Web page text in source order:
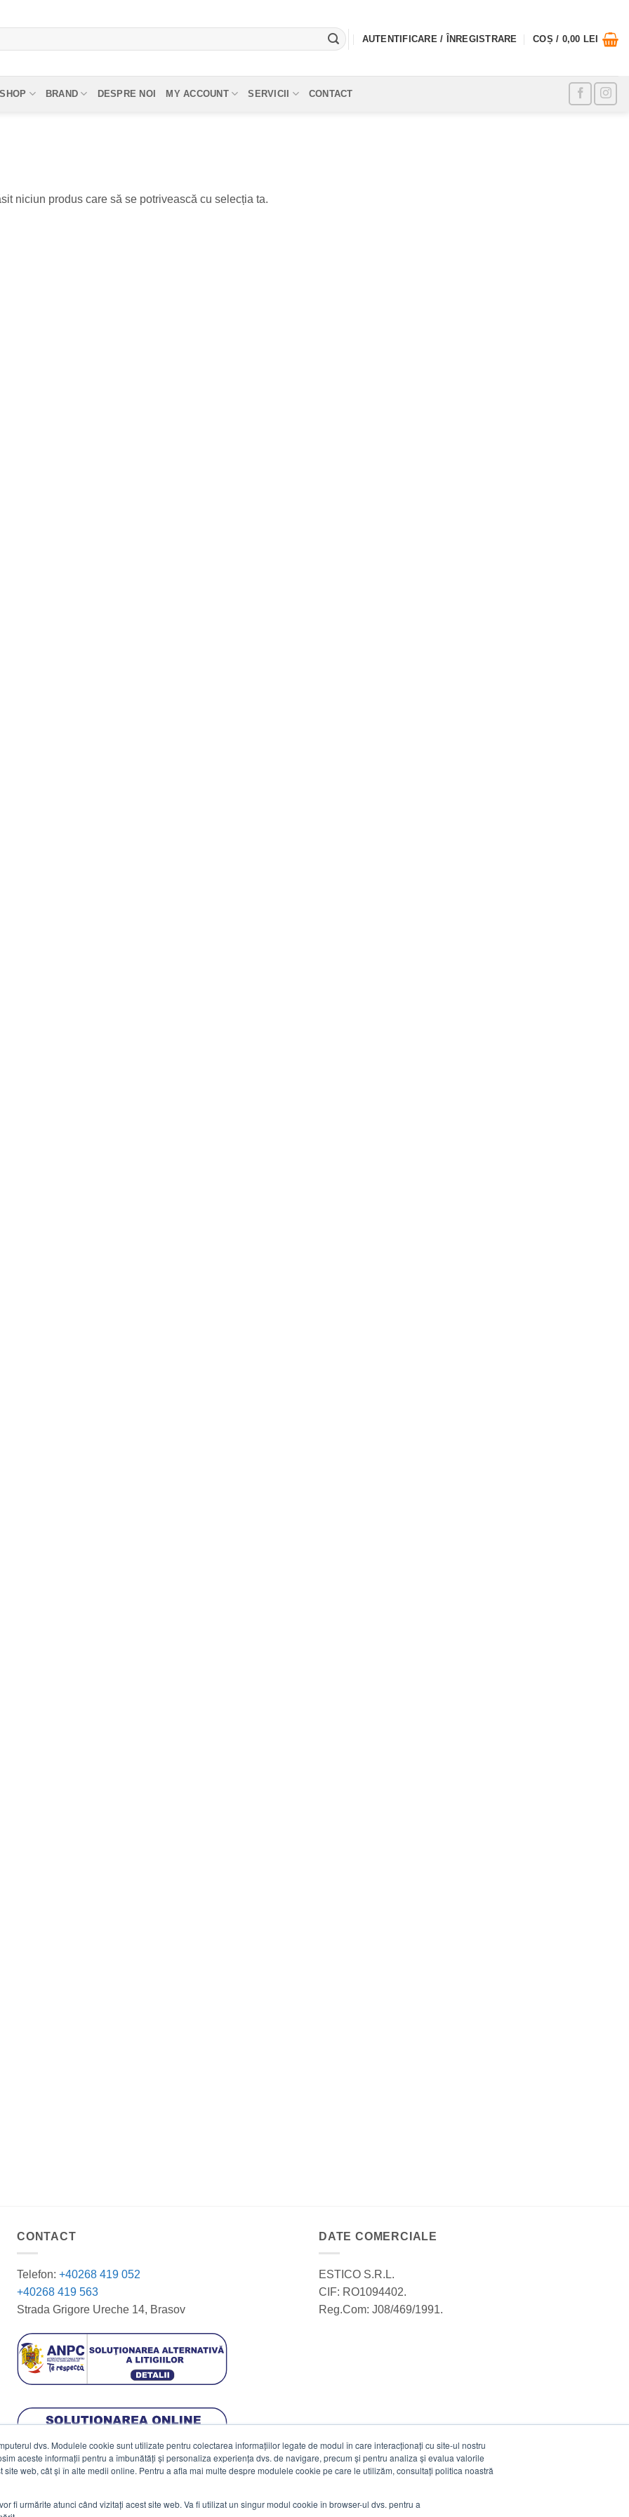
dvs. Modulele cookie sunt utilizate pentru colectarea informațiilor legate de modul în care interacționați cu site-ul nostru
aceste informații pentru a îmbunătăți și personaliza experiența dvs. de navigare, precum și pentru analiza și evalua valorile
web, cât și în alte medii online. Pentru a afla mai multe despre modulele cookie pe care le utilizăm, consultați politica noastră
fi urmărite atunci când vizitați acest site web. Va fi utilizat un singur modul cookie în browser-ul dvs. pentru a
AUTENTIFICARE / ÎNREGISTRARE COȘ / 0,00 LEI
SHOP BRAND DESPRE NOI MY ACCOUNT SERVICII CONTACT
niciun produs care să se potrivească cu selecția ta.
CONTACT
Telefon: +40268 419 052
+40268 419 563
Strada Grigore Ureche 14, Brasov
DATE COMERCIALE
ESTICO S.R.L.
CIF: RO1094402.
Reg.Com: J08/469/1991.